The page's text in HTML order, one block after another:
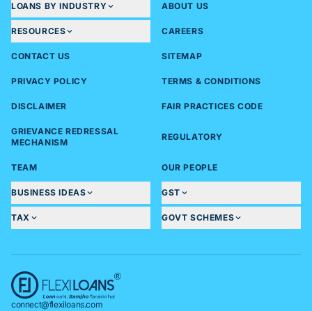
LOANS BY INDUSTRY ABOUT US
RESOURCES CAREERS
CONTACT US SITEMAP
PRIVACY POLICY TERMS & CONDITIONS
DISCLAIMER FAIR PRACTICES CODE
GRIEVANCE REDRESSAL
MECHANISM
REGULATORY
TEAM OUR PEOPLE
BUSINESS IDEAS GST
TAX GOVT SCHEMES
connect@flexiloans.com